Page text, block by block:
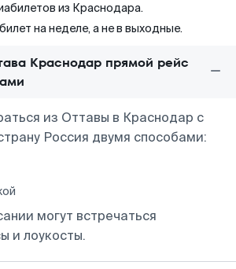
из Краснодара.
на неделе, а не в выходные.
Краснодар прямой рейс
из Оттавы в Краснодар с
Россия двумя способами:
могут встречаться
и лоукосты.